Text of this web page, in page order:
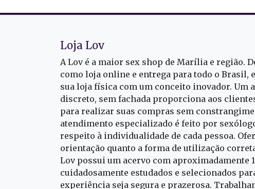
Loja Lov
A Lov é a maior sex shop de Marília e região.
como loja online e entrega para todo o Brasil,
sua loja física com um conceito inovador. Um
discreto, sem fachada proporciona aos
para realizar suas compras sem
atendimento especializado é feito por
respeito à individualidade de cada pessoa.
orientação quanto a forma de utilização
Lov possui um acervo com aproximadamente
cuidadosamente estudados e selecionados
experiência seja segura e prazerosa.